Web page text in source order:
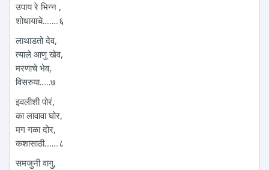
उपाय रे भिन्न ,
शोधायाचे.........६
लाथाडतो देव,
त्याले आणु खेव,
मरणाचे भेव,
विसरुया......७
इवलीशी पोरं,
का लावावा घोर,
मग गळा दोर,
कशासाठी........८
समजुनी वागु,